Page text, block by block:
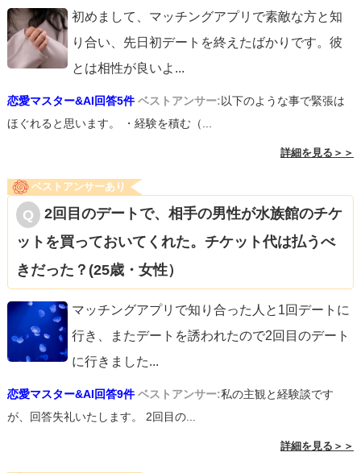
初めまして、マッチングアプリで素敵な方と知
り合い、先日初デートを終えたばかりです。彼
とは相性が良いよ ...
恋愛マスター&AI回答5件 ベストアンサー:以下のような事で緊張は
ほぐれると思います。 ・経験を積む（...
詳細を見る＞＞
ベストアンサーあり
2回目のデートで、相手の男性が水族館のチケ
ットを買っておいてくれた。チケット代は払うべ
きだった？(25歳・女性）
マッチングアプリで知り合った人と1回デートに
行き、またデートを誘われたので2回目のデート
に行きました...
恋愛マスター&AI回答9件 ベストアンサー:私の主観と経験談です
が、回答失礼いたします。 2回目の...
詳細を見る＞＞